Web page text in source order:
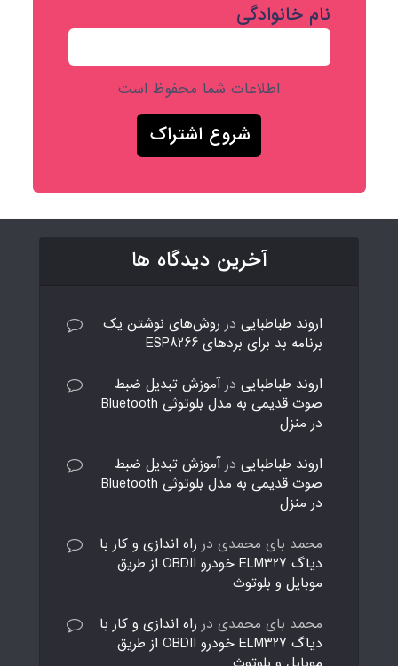
نام خانوادگی
اطلاعات شما محفوظ است
آخرین دیدگاه ها
اروند طباطبایی در روش‌های نوشتن یک
برنامه بد برای بردهای ESP8266
اروند طباطبایی درآموزش تبدیل ضبط
صوت قدیمی به مدل بلوتوثی Bluetooth
در منزل
اروند طباطبایی درآموزش تبدیل ضبط
صوت قدیمی به مدل بلوتوثی Bluetooth
در منزل
محمد بای محمدی در راه اندازی و کار با
دیاگ ELM327 خودرو OBDII از طریق
موبایل و بلوتوث
محمد بای محمدی در راه اندازی و کار با
دیاگ ELM327 خودرو OBDII از طریق